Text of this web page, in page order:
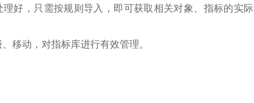
好，只需按规则导入，即可获取相关对象、指标的实际
移动，对指标库进行有效管理。